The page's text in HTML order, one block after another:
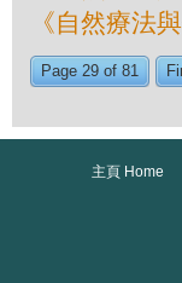
《自然療法
Page 29 of 81
主頁 Home